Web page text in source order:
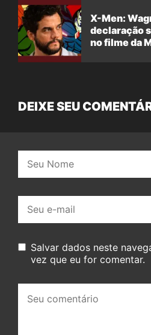
X-Men:
declaração
no filme da
DEIXE SEU
mail:
Salvar dados neste
vez que eu for comentar.
comentário: